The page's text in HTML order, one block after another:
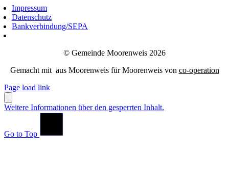
Impressum
Datenschutz
Bankverbindung/SEPA
© Gemeinde Moorenweis 2026
Gemacht mit aus Moorenweis für Moorenweis von co-operation
Page load link
Weitere Informationen über den gesperrten Inhalt.
Go to Top